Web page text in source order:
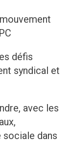
défis
syndical et
avec les
sociale dans